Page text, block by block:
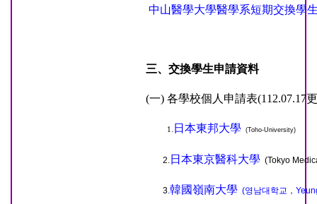
中山醫學大學醫學系短期交換學
三、交換學生申請資料
(一) 各學校個人申請表(112.07.17
1. 日本東邦大學 (Toho-University)
2. 日本東京醫科大學 (Tokyo
3.韓國嶺南大學 (영남대학교，